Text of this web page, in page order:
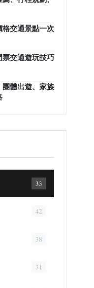
交通景點一次
交通遊玩技巧
體出遊、家族
33
42
38
31